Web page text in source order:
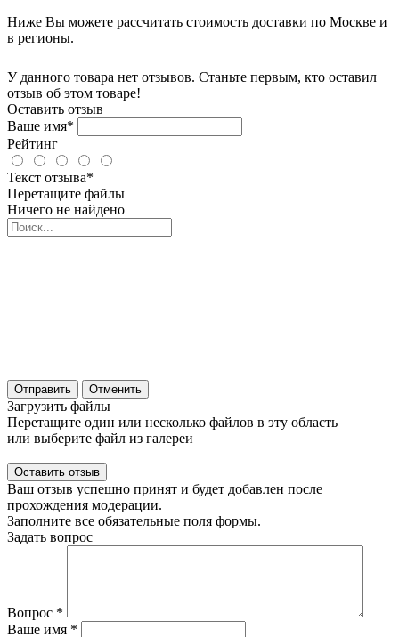
Ниже Вы можете рассчитать стоимость доставки по Москве и
в регионы.
У данного товара нет отзывов. Станьте первым, кто оставил
отзыв об этом товаре!
Оставить отзыв
Ваше имя*
Рейтинг
Текст отзыва*
Перетащите файлы
Ничего не найдено
Отправить Отменить
Загрузить файлы
Перетащите один или несколько файлов в эту область
или выберите файл из галереи
Ваш отзыв успешно принят и будет добавлен после
прохождения модерации.
Заполните все обязательные поля формы.
Задать вопрос
Вопрос *
Ваше имя *